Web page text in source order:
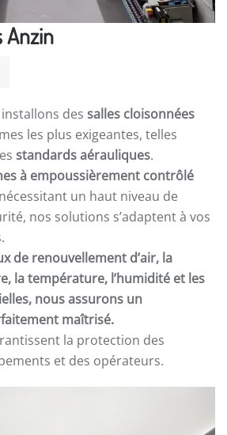
Anzin
des salles cloisonnées
les plus exigeantes, telles
standards aérauliques.
à empoussièrement contrôlé
un haut niveau de
nos solutions s’adaptent à vos
de renouvellement d’air, la
la température, l’humidité et les
nous assurons un
maîtrisé.
la protection des
et des opérateurs.